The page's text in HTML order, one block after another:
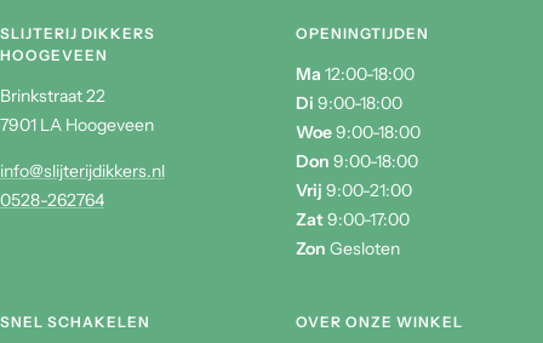
SLIJTERIJ DIKKERS
HOOGEVEEN
Brinkstraat 22
7901 LA Hoogeveen
info@slijterijdikkers.nl
0528-262764
OPENINGTIJDEN
Ma 12:00-18:00
Di 9:00-18:00
Woe9:00-18:00
Don 9:00-18:00
Vrij 9:00-21:00
Zat9:00-17:00
Zon Gesloten
SNEL SCHAKELEN OVER ONZE WINKEL